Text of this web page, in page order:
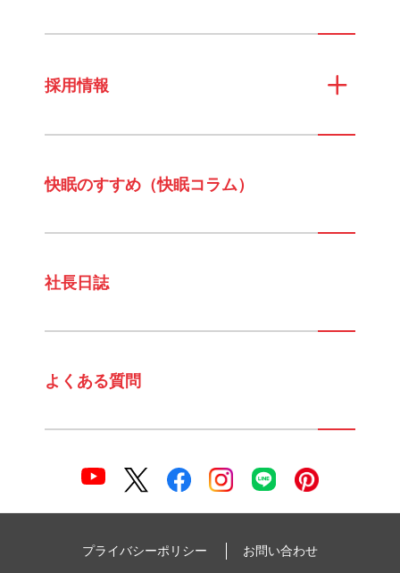
採用情報
快眠のすすめ（快眠コラム）
社長日誌
よくある質問
プライバシーポリシー お問い合わせ